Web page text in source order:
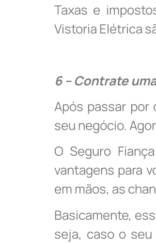
Taxas e
Vistoria Elétrica
6 – Contrate
Após passar por
seu negócio.
O Seguro
vantagens para
em mãos, as
Basicamente,
seja, caso o